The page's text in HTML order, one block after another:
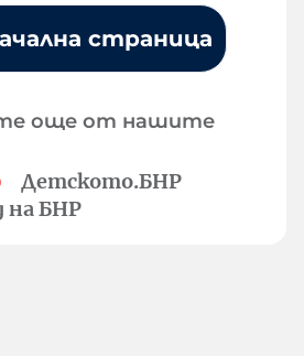
страница
още от нашите
Детското.БНР
на БНР